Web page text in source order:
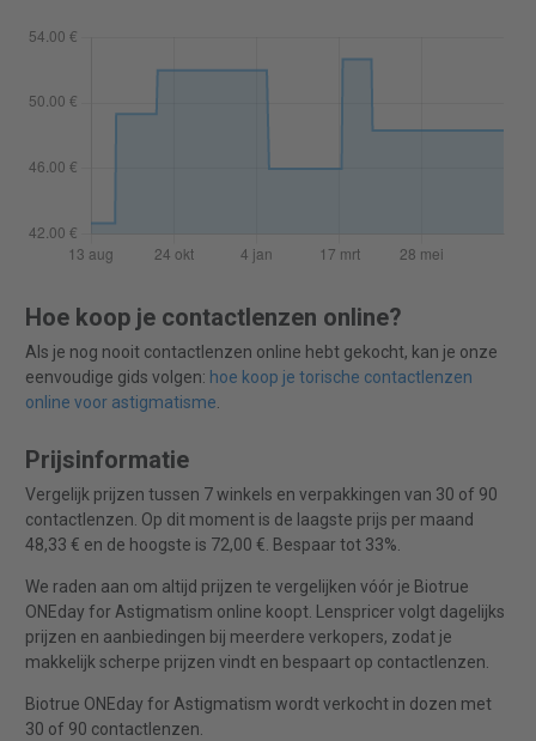
Hoe koop je contactlenzen online?
Als je nog nooit contactlenzen online hebt gekocht, kan je onze
eenvoudige gids volgen: hoe koop je torische contactlenzen
online voor astigmatisme.
Prijsinformatie
Vergelijk prijzen tussen 7 winkels en verpakkingen van 30 of 90
contactlenzen. Op dit moment is de laagste prijs per maand
48,33 € en de hoogste is 72,00 €. Bespaar tot 33%.
We raden aan om altijd prijzen te vergelijken vóór je Biotrue
ONEday for Astigmatism online koopt. Lenspricer volgt dagelijks
prijzen en aanbiedingen bij meerdere verkopers, zodat je
makkelijk scherpe prijzen vindt en bespaart op contactlenzen.
Biotrue ONEday for Astigmatism wordt verkocht in dozen met
30 of 90 contactlenzen.